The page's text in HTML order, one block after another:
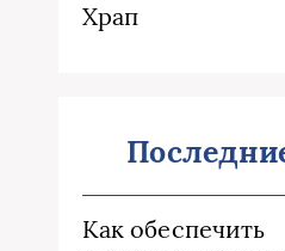
Храп
Как обеспечить